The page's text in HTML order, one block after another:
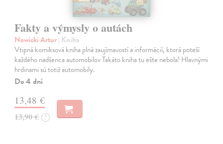
Fakty a výmysly o autách
Nowicki Artur| Kniha
Vtipná komiksová kniha plná zaujímavostí a informácií, ktorá poteší
každého nadšenca automobilov Takáto kniha tu ešte nebola! Hlavnými
hrdinami sú totiž automobily.
Do 4 dní
13,48 €
13,90 € ?